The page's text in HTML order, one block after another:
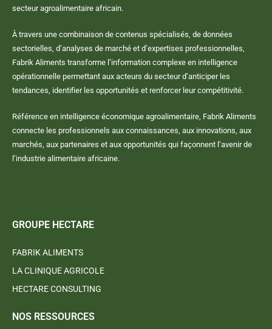
secteur agroalimentaire africain.
À travers une combinaison de contenus spécialisés, de données
sectorielles, d’analyses de marché et d’expertises professionnelles,
Fabrik Aliments transforme l’information complexe en intelligence
opérationnelle permettant aux acteurs du secteur d’anticiper les
tendances, identifier les opportunités et renforcer leur compétitivité.
Référence en intelligence économique agroalimentaire, Fabrik Aliments
connecte les professionnels aux connaissances, aux innovations, aux
marchés, aux partenaires et aux opportunités qui façonnent l’avenir de
l’industrie alimentaire africaine.
GROUPE HECTARE
FABRIK ALIMENTS
LA CLINIQUE AGRICOLE
HECTARE CONSULTING
NOS RESSOURCES